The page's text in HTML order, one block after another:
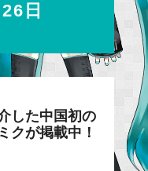
日
した中国初の
クが掲載中！